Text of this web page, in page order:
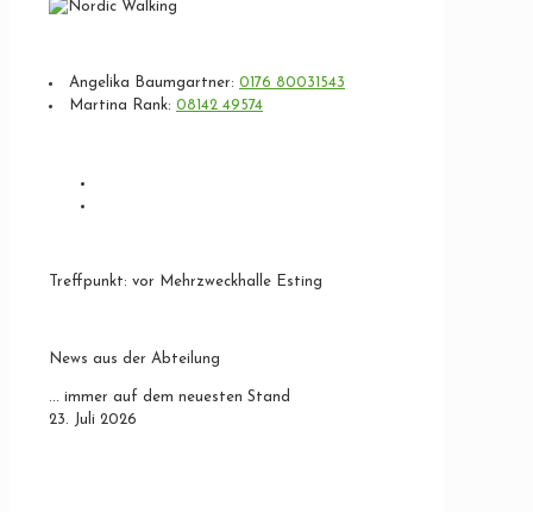
Angelika Baumgartner: 0176 80031543
Martina Rank: 08142 49574
Treffpunkt: vor Mehrzweckhalle Esting
News aus der Abteilung
... immer auf dem neuesten Stand
23. Juli 2026